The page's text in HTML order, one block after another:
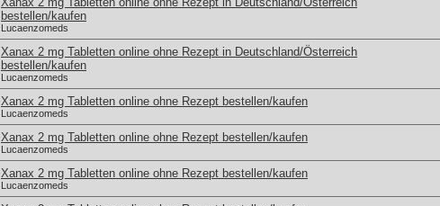
bestellen/kaufen
Lucaenzomeds
Xanax 2 mg Tabletten online ohne Rezept in Deutschland/Österreich
bestellen/kaufen
Lucaenzomeds
Xanax 2 mg Tabletten online ohne Rezept bestellen/kaufen
Lucaenzomeds
Xanax 2 mg Tabletten online ohne Rezept bestellen/kaufen
Lucaenzomeds
Xanax 2 mg Tabletten online ohne Rezept bestellen/kaufen
Lucaenzomeds